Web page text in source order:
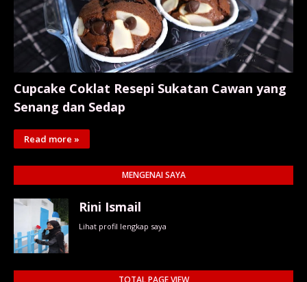
Cupcake Coklat Resepi Sukatan Cawan yang
Senang dan Sedap
Read more »
MENGENAI SAYA
Rini Ismail
Lihat profil lengkap saya